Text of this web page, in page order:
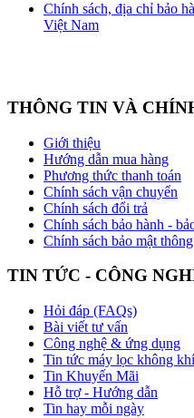
Chính sách, địa chỉ bảo
Việt Nam
THÔNG TIN VÀ
Giới thiệu
Hướng dẫn mua hàng
Phương thức thanh toán
Chính sách vận chuyển
Chính sách đổi trả
Chính sách bảo hành -
Chính sách bảo mật
TIN TỨC - CÔNG
Hỏi đáp (FAQs)
Bài viết tư vấn
Công nghệ & ứng dụng
Tin tức máy lọc không khí
Tin Khuyến Mãi
Hỗ trợ - Hướng dẫn
Tin hay mỗi ngày